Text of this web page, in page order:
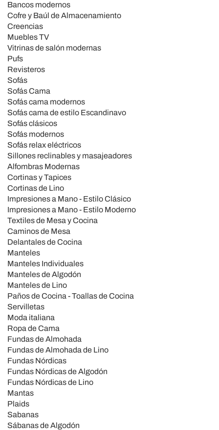
Bancos modernos
Cofre y Baúl de Almacenamiento
Creencias
Muebles TV
Vitrinas de salón modernas
Pufs
Revisteros
Sofás
Sofás Cama
Sofás cama modernos
Sofás cama de estilo Escandinavo
Sofás clásicos
Sofás modernos
Sofás relax eléctricos
Sillones reclinables y masajeadores
Alfombras Modernas
Cortinas y Tapices
Cortinas de Lino
Impresiones a Mano - Estilo Clásico
Impresiones a Mano - Estilo Moderno
Textiles de Mesa y Cocina
Caminos de Mesa
Delantales de Cocina
Manteles
Manteles Individuales
Manteles de Algodón
Manteles de Lino
Paños de Cocina - Toallas de Cocina
Servilletas
Moda italiana
Ropa de Cama
Fundas de Almohada
Fundas de Almohada de Lino
Fundas Nórdicas
Fundas Nórdicas de Algodón
Fundas Nórdicas de Lino
Mantas
Plaids
Sabanas
Sábanas de Algodón